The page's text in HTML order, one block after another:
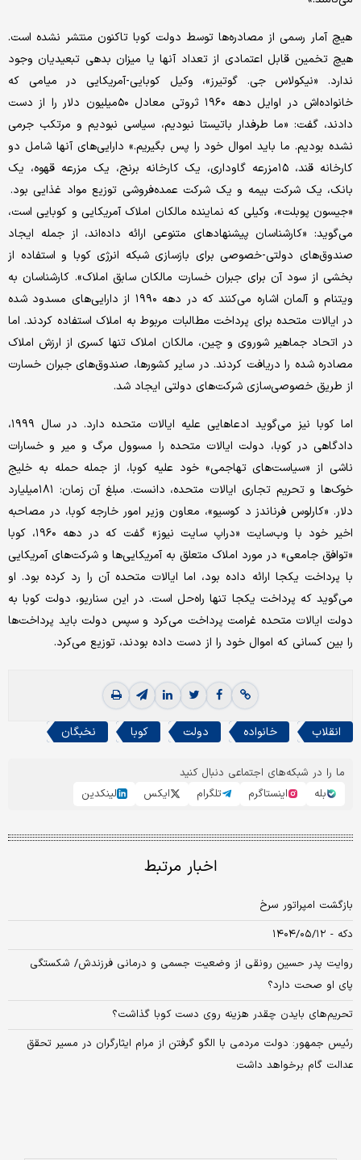
هیچ آمار رسمی از مصادره‌ها توسط دولت کوبا تاکنون منتشر نشده است.
هیچ تخمین قابل اعتمادی از تعداد آنها یا میزان بدهی تبعیدیان وجود
ندارد. «نیکولاس جی. گوتیرز»، وکیل کوبایی-آمریکایی در میامی که
خانواده‌اش در اوایل دهه ۱۹۶۰ ثروتی معادل ۵۰‌میلیون دلار را از دست
دادند، گفت: «ما طرفدار باتیستا نبودیم، سیاسی نبودیم و مرتکب جرمی
نشده بودیم. ما باید اموال خود را پس بگیریم.» دارایی‌های آنها شامل دو
کارخانه قند، ۱۵مزرعه گاوداری، یک کارخانه برنج، یک مزرعه قهوه، یک
بانک، یک شرکت بیمه و یک شرکت عمده‌فروشی توزیع مواد غذایی بود.
«جیسون پوبلت»، وکیلی که نماینده مالکان املاک آمریکایی و کوبایی است،
می‌گوید: «کارشناسان پیشنهادهای متنوعی ارائه داده‌اند، از جمله ایجاد
صندوق‌های دولتی-خصوصی برای بازسازی شبکه انرژی کوبا و استفاده از
بخشی از سود آن برای جبران خسارت مالکان سابق املاک». کارشناسان به
ویتنام و آلمان اشاره می‌کنند که در دهه ۱۹۹۰ از دارایی‌های مسدود شده
در ایالات متحده برای پرداخت مطالبات مربوط به املاک استفاده کردند. اما
در اتحاد جماهیر شوروی و چین، مالکان املاک تنها کسری از ارزش املاک
مصادره شده را دریافت کردند. در سایر کشورها، صندوق‌های جبران خسارت
از طریق خصوصی‌سازی شرکت‌های دولتی ایجاد شد.
اما کوبا نیز می‌گوید ادعاهایی علیه ایالات متحده دارد. در سال ۱۹۹۹،
دادگاهی در کوبا، دولت ایالات متحده را مسوول مرگ و میر و خسارات
ناشی از «سیاست‌های تهاجمی» خود علیه کوبا، از جمله حمله به خلیج
خوک‌ها و تحریم تجاری ایالات متحده، دانست. مبلغ آن زمان: ۱۸۱‌میلیارد
دلار. «کارلوس فرناندز د کوسیو»، معاون وزیر امور خارجه کوبا، در مصاحبه
اخیر خود با وب‌سایت «دراپ سایت نیوز» گفت که در دهه ۱۹۶۰، کوبا
«توافق جامعی» در مورد املاک متعلق به آمریکایی‌ها و شرکت‌های آمریکایی
با پرداخت یکجا ارائه داده بود، اما ایالات متحده آن را رد کرده بود. او
می‌گوید که پرداخت یکجا تنها راه‌حل است. در این سناریو، دولت کوبا به
دولت ایالات متحده غرامت پرداخت می‌کرد و سپس دولت باید پرداخت‌ها
را بین کسانی که اموال خود را از دست داده بودند، توزیع می‌کرد.
انقلاب خانواده دولت کوبا نخبگان
ما را در شبکه‌های اجتماعی دنبال کنید
بله
اینستاگرم تلگرام ایکس لینکدین
اخبار مرتبط
بازگشت امپراتور سرخ
دکه - ۱۴۰۴/۰۵/۱۲
روایت پدر حسین رونقی از وضعیت جسمی و درمانی فرزندش/ شکستگی
پای او صحت دارد؟
تحریم‌های بایدن چقدر هزینه روی دست کوبا گذاشت؟
رئیس جمهور: دولت مردمی با الگو گرفتن از مرام ایثارگران در مسیر تحقق
عدالت گام برخواهد داشت